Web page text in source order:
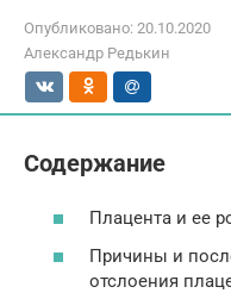
Опубликовано: 20.10.2020
Александр Редькин
Содержание
Плацента и ее
Причины и
отслоения